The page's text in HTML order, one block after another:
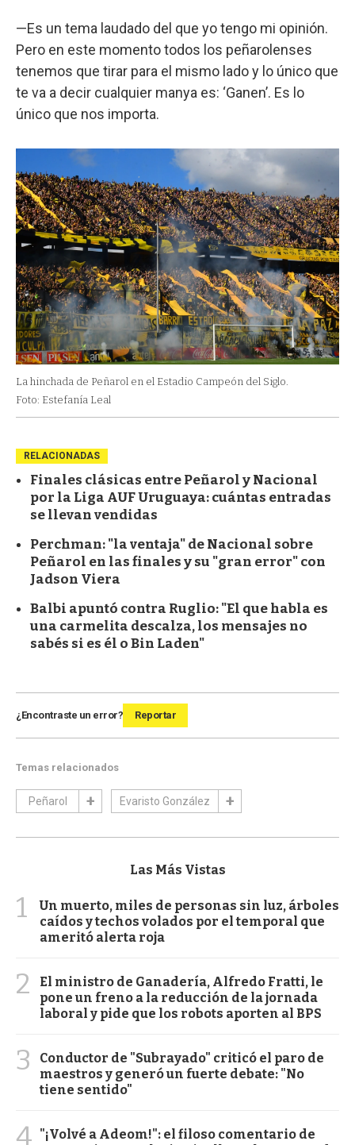
—Es un tema laudado del que yo tengo mi opinión.
Pero en este momento todos los peñarolenses
tenemos que tirar para el mismo lado y lo único que
te va a decir cualquier manya es: ‘Ganen’. Es lo
único que nos importa.
La hinchada de Peñarol en el Estadio Campeón del Siglo.
Foto: Estefanía Leal
RELACIONADAS
Finales clásicas entre Peñarol y Nacional
por la Liga AUF Uruguaya: cuántas entradas
se llevan vendidas
Perchman: "la ventaja" de Nacional sobre
Peñarol en las finales y su "gran error" con
Jadson Viera
Balbi apuntó contra Ruglio: "El que habla es
una carmelita descalza, los mensajes no
sabés si es él o Bin Laden"
¿Encontraste un error? Reportar
Temas relacionados
Peñarol Evaristo González
Las Más Vistas
1
Un muerto, miles de personas sin luz, árboles
caídos y techos volados por el temporal que
ameritó alerta roja
2
El ministro de Ganadería, Alfredo Fratti, le
pone un freno a la reducción de la jornada
laboral y pide que los robots aporten al BPS
3
Conductor de "Subrayado" criticó el paro de
maestros y generó un fuerte debate: "No
tiene sentido"
4 "¡Volvé a Adeom!": el filoso comentario de